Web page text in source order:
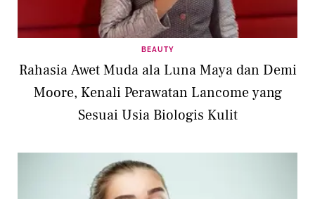
BEAUTY
Rahasia Awet Muda ala Luna Maya dan Demi
Moore, Kenali Perawatan Lancome yang
Sesuai Usia Biologis Kulit